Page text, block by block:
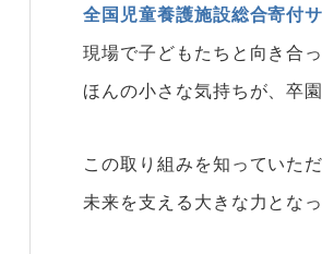
全国児童養護施設総合寄付
現場で子どもたちと向き合
ほんの小さな気持ちが、卒
この取り組みを知っていた
未来を支える大きな力となっ